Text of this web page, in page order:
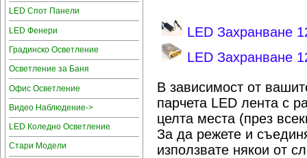
LED Спот Панели
LED Фенери
Градинско Осветление
Осветление за Баня
Офис Осветление
Видео Наблюдение->
LED Коледно Осветление
Стари Модели
LED Захранване
LED Захранване
В зависимост от
парчета LED лента с
целта места (през
За да режете и
използвате някои от